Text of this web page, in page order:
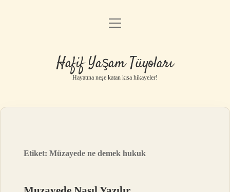
Anasayfa
Yasal Uyarı
menüyü
Hafif Yaşam Tüyoları
Hayatına neşe katan kısa hikayeler!
Etiket:Müzayede ne demek hukuk